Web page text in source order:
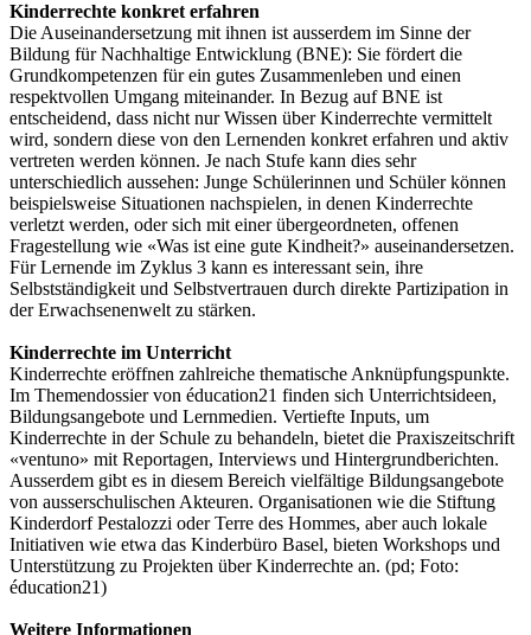
Kinderrechte konkret erfahren
Die Auseinandersetzung mit ihnen ist ausserdem im Sinne der
Bildung für Nachhaltige Entwicklung (BNE): Sie fördert die
Grundkompetenzen für ein gutes Zusammenleben und einen
respektvollen Umgang miteinander. In Bezug auf BNE ist
entscheidend, dass nicht nur Wissen über Kinderrechte vermittelt
wird, sondern diese von den Lernenden konkret erfahren und aktiv
vertreten werden können. Je nach Stufe kann dies sehr
unterschiedlich aussehen: Junge Schülerinnen und Schüler können
beispielsweise Situationen nachspielen, in denen Kinderrechte
verletzt werden, oder sich mit einer übergeordneten, offenen
Fragestellung wie «Was ist eine gute Kindheit?» auseinandersetzen.
Für Lernende im Zyklus 3 kann es interessant sein, ihre
Selbstständigkeit und Selbstvertrauen durch direkte Partizipation in
der Erwachsenenwelt zu stärken.
Kinderrechte im Unterricht
Kinderrechte eröffnen zahlreiche thematische Anknüpfungspunkte.
Im Themendossier von éducation21 finden sich Unterrichtsideen,
Bildungsangebote und Lernmedien. Vertiefte Inputs, um
Kinderrechte in der Schule zu behandeln, bietet die Praxiszeitschrift
«ventuno» mit Reportagen, Interviews und Hintergrundberichten.
Ausserdem gibt es in diesem Bereich vielfältige Bildungsangebote
von ausserschulischen Akteuren. Organisationen wie die Stiftung
Kinderdorf Pestalozzi oder Terre des Hommes, aber auch lokale
Initiativen wie etwa das Kinderbüro Basel, bieten Workshops und
Unterstützung zu Projekten über Kinderrechte an. (pd; Foto:
éducation21)
Weitere Informationen